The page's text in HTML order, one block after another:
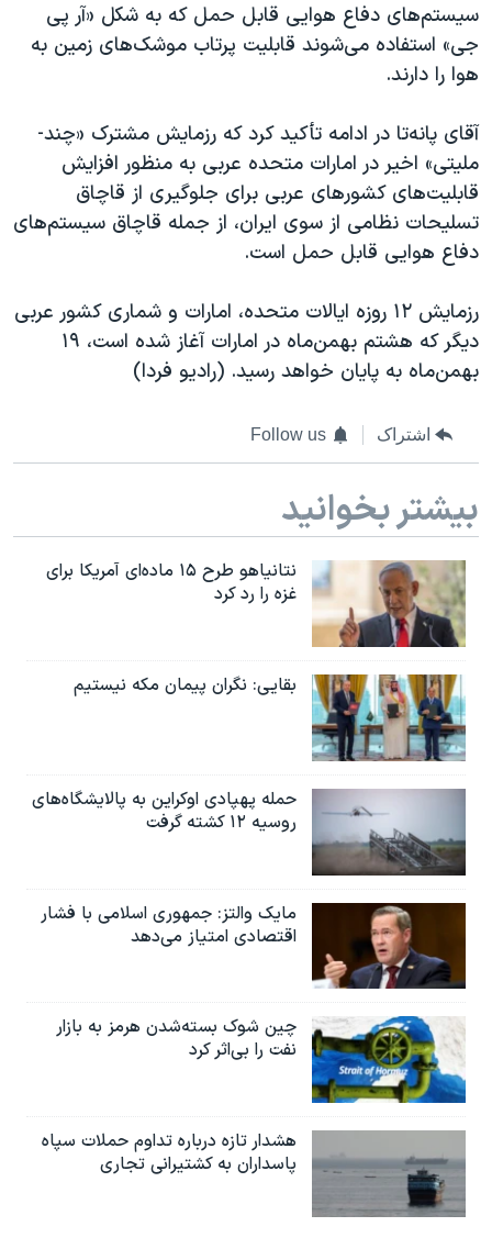
سیستم‌های دفاع هوایی قابل حمل که به شکل «آر‌ پی
جی» استفاده می‌شوند قابلیت پرتاب موشک‌های زمین به
هوا را دارند.
آقای پانه‌تا در ادامه تأکید کرد که رزمایش مشترک «چند-
ملیتی» اخیر در امارات متحده عربی به منظور افزایش
قابلیت‌های کشورهای عربی برای جلوگیری از قاچاق
تسلیحات نظامی از سوی ایران، از جمله قاچاق سیستم‌های
دفاع هوایی قابل حمل است.
رزمایش ۱۲ روزه ایالات متحده، امارات و شماری کشور عربی
دیگر که هشتم بهمن‌ماه در امارات آغاز شده است، ۱۹
بهمن‌ماه به پایان خواهد رسید. (رادیو فردا)
اشتراک Follow us
بیشتر بخوانید
نتانیاهو طرح ۱۵ ماده‌ای آمریکا برای
غزه را رد کرد
بقایی: نگران پیمان مکه نیستیم
حمله پهپادی اوکراین به پالایشگاه‌های
روسیه ۱۲ کشته گرفت
مایک والتز: جمهوری اسلامی با فشار
اقتصادی امتیاز می‌دهد
چین شوک بسته‌شدن هرمز به بازار
نفت را بی‌اثر کرد
هشدار تازه درباره تداوم حملات سپاه
پاسداران به کشتیرانی تجاری